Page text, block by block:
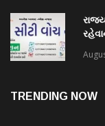
TRENDING NOW